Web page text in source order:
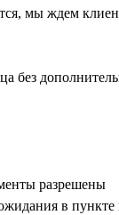
мы ждем
без
разрешены
в